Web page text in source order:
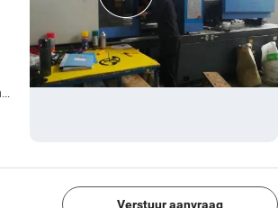
Verstuur aanvraag